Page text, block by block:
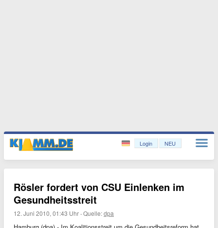
Login NEU
Rösler fordert von CSU Einlenken im
Gesundheitsstreit
12. Juni 2010, 01:43 Uhr ·Quelle:dpa